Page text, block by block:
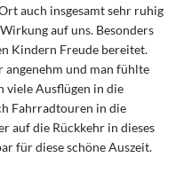
auch insgesamt sehr ruhig
auf uns. Besonders
Kindern Freude bereitet.
und man fühlte
Ausflügen in die
Fahrradtouren in die
auf die Rückkehr in dieses
für diese schöne Auszeit.